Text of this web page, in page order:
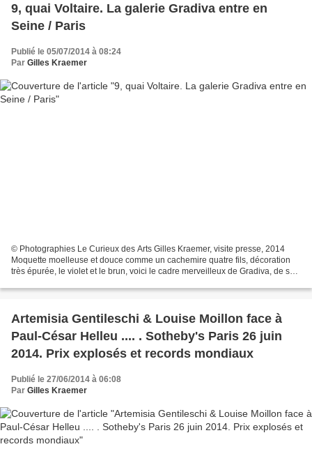
9, quai Voltaire. La galerie Gradiva entre en
Seine / Paris
Publié le 05/07/2014 à 08:24
Par Gilles Kraemer
© Photographies Le Curieux des Arts Gilles Kraemer, visite presse, 2014
Moquette moelleuse et douce comme un cachemire quatre fils, décoration
très épurée, le violet et le brun, voici le cadre merveilleux de Gradiva, de ses
Artemisia Gentileschi & Louise Moillon face à
Paul-César Helleu .... . Sotheby's Paris 26 juin
2014. Prix explosés et records mondiaux
Publié le 27/06/2014 à 06:08
Par Gilles Kraemer